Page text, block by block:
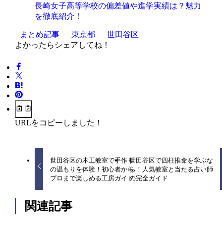
長崎女子高等学校の偏差値や進学実績は？魅力
を徹底紹介！
まとめ記事 東京都
世田谷区
よかったらシェアしてね！
URLをコピーしました！
世田谷区の木工教室で手作り
の温もりを体験！初心者から
プロまで楽しめる工房ガイド
世田谷区で四柱推命を学ぶな
ら！人気教室と当たる占い師
の完全ガイド
関連記事